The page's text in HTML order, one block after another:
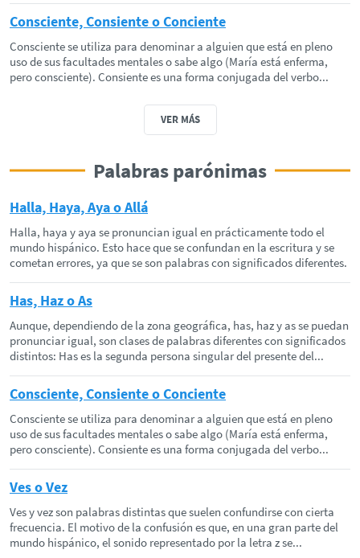
Consciente, Consiente o Conciente
Consciente se utiliza para denominar a alguien que está en pleno
uso de sus facultades mentales o sabe algo (María está enferma,
pero consciente). Consiente es una forma conjugada del verbo...
VER MÁS
Palabras parónimas
Halla, Haya, Aya o Allá
Halla, haya y aya se pronuncian igual en prácticamente todo el
mundo hispánico. Esto hace que se confundan en la escritura y se
cometan errores, ya que se son palabras con significados diferentes.
Has, Haz o As
Aunque, dependiendo de la zona geográfica, has, haz y as se puedan
pronunciar igual, son clases de palabras diferentes con significados
distintos: Has es la segunda persona singular del presente del...
Consciente, Consiente o Conciente
Consciente se utiliza para denominar a alguien que está en pleno
uso de sus facultades mentales o sabe algo (María está enferma,
pero consciente). Consiente es una forma conjugada del verbo...
Ves o Vez
Ves y vez son palabras distintas que suelen confundirse con cierta
frecuencia. El motivo de la confusión es que, en una gran parte del
mundo hispánico, el sonido representado por la letra z se...